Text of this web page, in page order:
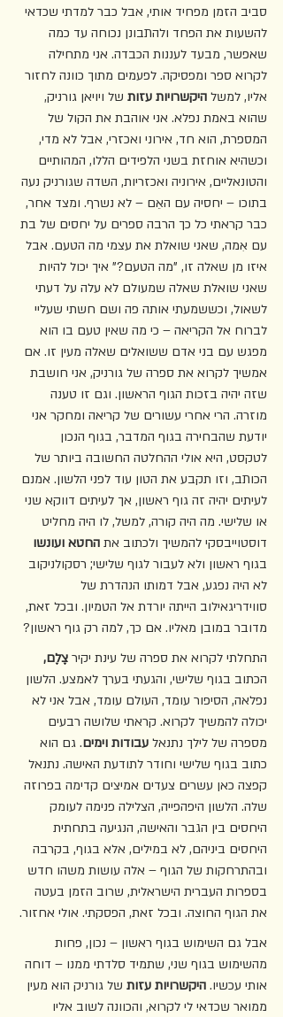
סביב הזמן מפחיד אותי, אבל כבר למדתי שכדאי
להשעות את הפחד ולהתבונן נכוחה עד כמה
שאפשר, מבעד לעננות הכבדה. אני מתחילה
לקרוא ספר ומפסיקה. לפעמים מתוך כוונה לחזור
אליו, למשל היקשרויות עזות של ויויאן גורניק,
שהוא באמת נפלא. אני אוהבת את הקול של
המספרת, הוא חד, אירוני ואכזרי, אבל לא מדי,
וכשהיא אוחזת בשני הלפידים הללו, המהותיים
והטונאליים, אירוניה ואכזריות, השדה שגורניק נעה
בתוכו – יחסיה עם האֵם – לא נשרף. ומצד אחר,
כבר קראתי כל כך הרבה ספרים על יחסים של בת
עם אִמה, שאני שואלת את עצמי מה הטעם. אבל
איזו מן שאלה זו, "מה הטעם?" איך יכול להיות
שאני שואלת שאלה שמעולם לא עלה על דעתי
לשאול, וכששמעתי אותה פה ושם חשתי שעליי
לברוח אל הקריאה – כי מה שאין טעם בו הוא
מפגש עם בני אדם ששואלים שאלה מעין זו. אם
אמשיך לקרוא את ספרה של גורניק, אני חושבת
שזה יהיה בזכות הגוף הראשון. וגם זו טענה
מוזרה. הרי אחרי עשורים של קריאה ומחקר אני
יודעת שהבחירה בגוף המדבר, בגוף הנכון
לטקסט, היא אולי ההחלטה החשובה ביותר של
הכותב, וזו תקבע את הטון עוד לפני הלשון. אמנם
לעיתים יהיה זה גוף ראשון, אך לעיתים דווקא שני
או שלישי. מה היה קורה, למשל, לו היה מחליט
דוסטוייבסקי להמשיך ולכתוב את החטא ועונשו
בגוף ראשון ולא לעבור לגוף שלישי; רסקולניקוב
לא היה נפגע, אבל דמותו הנהדרת של
סווידריגאילוב הייתה יורדת אל הטמיון. ובכל זאת,
מדובר במובן מאליו. אם כך, למה רק גוף ראשון?
התחלתי לקרוא את ספרה של עינת יקיר צֶלֶם,
הכתוב בגוף שלישי, והגעתי בערך לאמצע. הלשון
נפלאה, הסיפור עומד, העולם עומד, אבל אני לא
יכולה להמשיך לקרוא. קראתי שלושה רבעים
מספרה של לילך נתנאל עבודות וימים. גם הוא
כתוב בגוף שלישי וחודר לתודעת האישה. נתנאל
קפצה כאן עשרים צעדים אמיצים קדימה בפרוזה
שלה. הלשון היפהפייה, הצלילה פנימה לעומק
היחסים בין הגבר והאישה, הנגיעה בתחתית
היחסים ביניהם, לא במילים, אלא בגוף, בקרבה
ובהתרחקות של הגוף – אלה עושות משהו חדש
בספרות העברית הישראלית, שרוב הזמן בעטה
את הגוף החוצה. ובכל זאת, הפסקתי. אולי אחזור.
אבל גם השימוש בגוף ראשון – נכון, פחות
מהשימוש בגוף שני, שתמיד סלדתי ממנו – דוחה
אותי עכשיו. היקשרויות עזות של גורניק הוא מעין
ממואר שכדאי לי לקרוא, והכוונה לשוב אליו